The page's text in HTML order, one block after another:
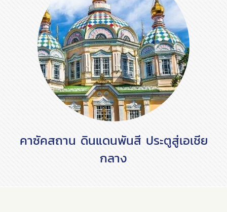
คาซัคสถาน ดินแดนพันสี ประตูสู่เอเชีย
กลาง